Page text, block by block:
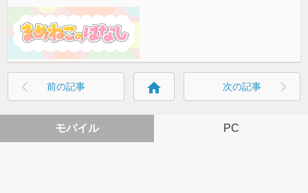
前の記事 home 次の記事
モバイル PC